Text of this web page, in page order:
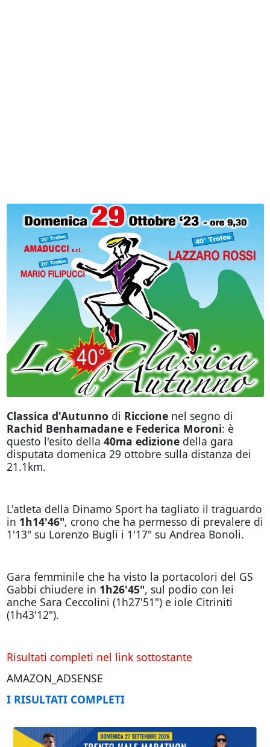
Classica d'Autunno di Riccione nel segno di
Rachid Benhamadane e Federica Moroni: è
questo l'esito della 40ma edizione della gara
disputata domenica 29 ottobre sulla distanza dei
21.1km.
L'atleta della Dinamo Sport ha tagliato il traguardo
in 1h14'46", crono che ha permesso di prevalere di
1'13" su Lorenzo Bugli i 1'17" su Andrea Bonoli.
Gara femminile che ha visto la portacolori del GS
Gabbi chiudere in 1h26'45", sul podio con lei
anche Sara Ceccolini (1h27'51") e iole Citriniti
(1h43'12").
Risultati completi nel link sottostante
AMAZON_ADSENSE
I RISULTATI COMPLETI